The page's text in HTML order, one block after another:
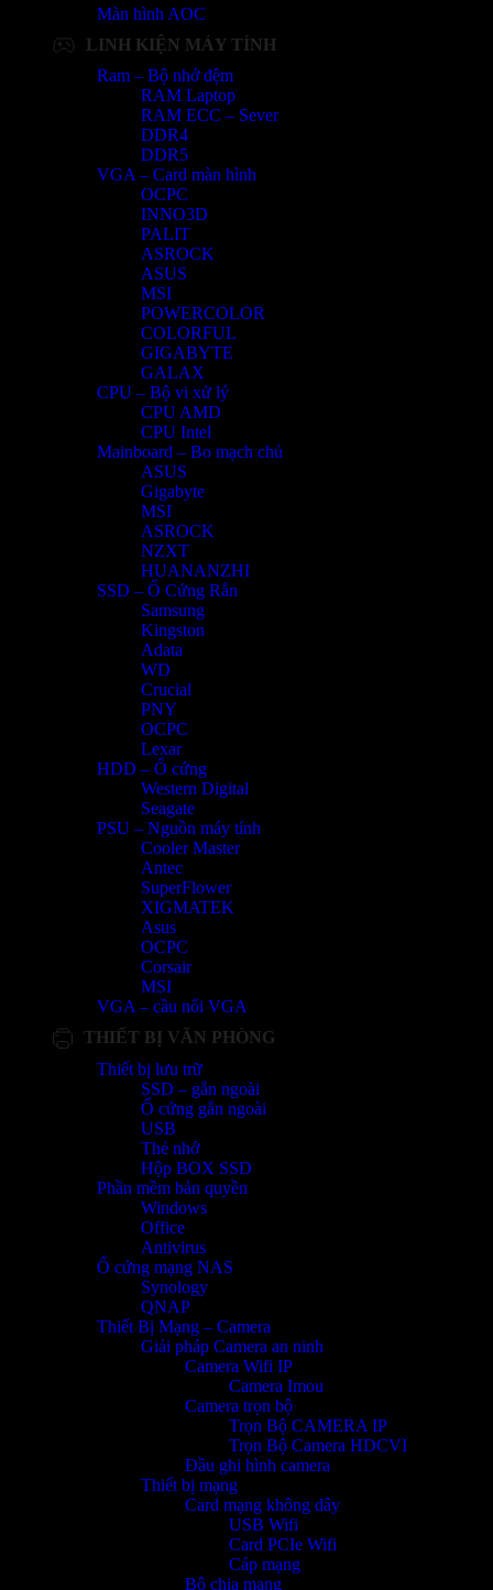
Màn hình AOC
LINH KIỆN MÁY TÍNH
Ram – Bộ nhớ đệm
RAM Laptop
RAM ECC – Sever
DDR4
DDR5
VGA – Card màn hình
OCPC
INNO3D
PALIT
ASROCK
ASUS
MSI
POWERCOLOR
COLORFUL
GIGABYTE
GALAX
CPU – Bộ vi xử lý
CPU AMD
CPU Intel
Mainboard – Bo mạch chủ
ASUS
Gigabyte
MSI
ASROCK
NZXT
HUANANZHI
SSD – Ổ Cứng Rắn
Samsung
Kingston
Adata
WD
Crucial
PNY
OCPC
Lexar
HDD – Ổ cứng
Western Digital
Seagate
PSU – Nguồn máy tính
Cooler Master
Antec
SuperFlower
XIGMATEK
Asus
OCPC
Corsair
MSI
VGA – cầu nối VGA
THIẾT BỊ VĂN PHÒNG
Thiết bị lưu trữ
SSD – gắn ngoài
Ổ cứng gắn ngoài
USB
Thẻ nhớ
Hộp BOX SSD
Phần mềm bản quyền
Windows
Office
Antivirus
Ổ cứng mạng NAS
Synology
QNAP
Thiết Bị Mạng – Camera
Giải pháp Camera an ninh
Camera Wifi IP
Camera Imou
Camera trọn bộ
Trọn Bộ CAMERA IP
Trọn Bộ Camera HDCVI
Đầu ghi hình camera
Thiết bị mạng
Card mạng không dây
USB Wifi
Card PCIe Wifi
Cáp mạng
Bộ chia mạng